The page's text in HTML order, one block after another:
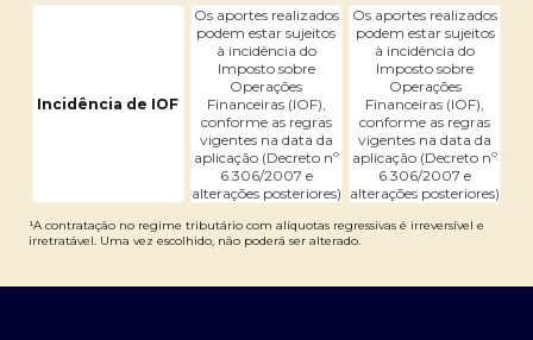
Incidência de IOF
Os aportes realizados
podem estar sujeitos
à incidência do
Imposto sobre
Operações
Financeiras (IOF),
conforme as regras
vigentes na data da
aplicação (Decreto nº
6.306/2007 e
alterações posteriores)
Os aportes realizados
podem estar sujeitos
à incidência do
Imposto sobre
Operações
Financeiras (IOF),
conforme as regras
vigentes na data da
aplicação (Decreto nº
6.306/2007 e
alterações posteriores)
¹A contratação no regime tributário com alíquotas regressivas é irreversível e
irretratável. Uma vez escolhido, não poderá ser alterado.